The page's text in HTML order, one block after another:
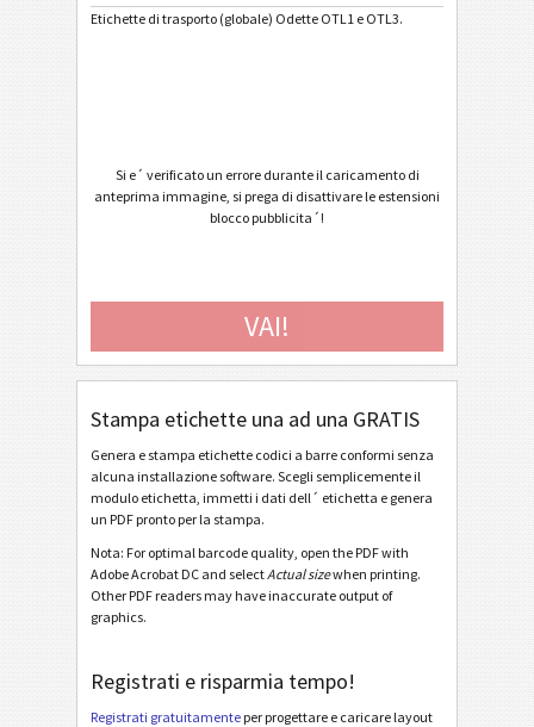
O Odette
Odette OTL 1 (V1Rev4) - Master Mixed
Odette OTL 3 - Generic
Odette OTL 3 - Single / Master
Odette OTL 3 - Master Multiple
Odette OTL 3 - Master Mixed
Odette OTL 3 - License Plate - Single / Master
Etichette di trasporto (globale) Odette OTL1 e OTL3.
Si e´ verificato un errore durante il caricamento di
anteprima immagine, si prega di disattivare le estensioni
blocco pubblicita´!
VAI!
Stampa etichette una ad una GRATIS
Genera e stampa etichette codici a barre conformi senza
alcuna installazione software. Scegli semplicemente il
modulo etichetta, immetti i dati dell´ etichetta e genera
un PDF pronto per la stampa.
Nota: For optimal barcode quality, open the PDF with
Adobe Acrobat DC and selectActual sizewhen printing.
Other PDF readers may have inaccurate output of
graphics.
Registrati e risparmia tempo!
Registrati gratuitamente per progettare e caricare layout